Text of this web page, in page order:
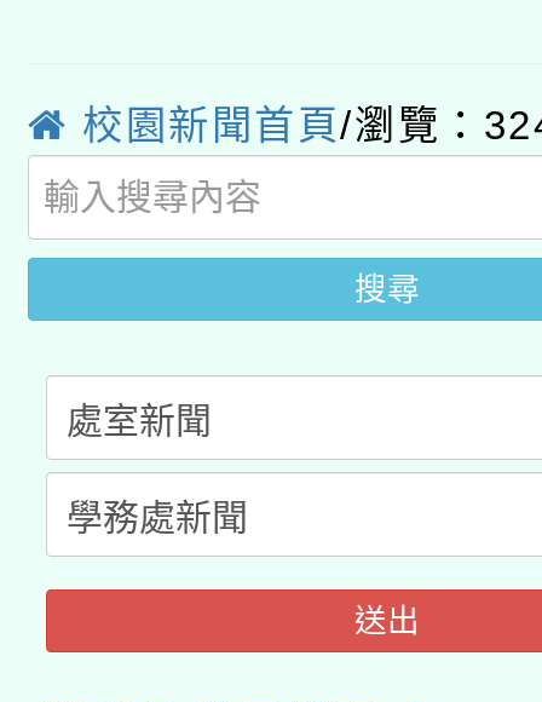
用水績優單位及節水達
動」
桃園市孔廟祈福系列
開 智慧啟航」
2026年桃園地景藝術
「2026桃園藝術巡演
關事宜
校園新聞首頁/瀏覽：
搜尋
送出